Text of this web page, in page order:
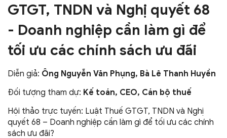
GTGT, TNDN và Nghị quyết 68
- Doanh nghiệp cần làm gì để
tối ưu các chính sách ưu đãi
Diễn giả: Ông Nguyễn Văn Phụng, Bà Lê Thanh Huyền
Đối tượng tham dự: Kế toán, CEO, Cán bộ thuế
Hội thảo trực tuyến: Luật Thuế GTGT, TNDN và Nghị
quyết 68 – Doanh nghiệp cần làm gì để tối ưu các chính
sách ưu đãi?